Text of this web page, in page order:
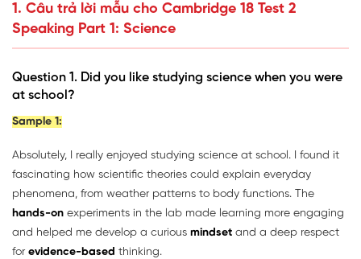
1. Câu trả lời mẫu cho Cambridge 18 Test 2
Speaking Part 1: Science
Question 1. Did you like studying science when you were
at school?
Sample 1:
Absolutely, I really enjoyed studying science at school. I found it
fascinating how scientific theories could explain everyday
phenomena, from weather patterns to body functions. The
hands-on experiments in the lab made learning more engaging
and helped me develop a curious mindset and a deep respect
for evidence-based thinking.